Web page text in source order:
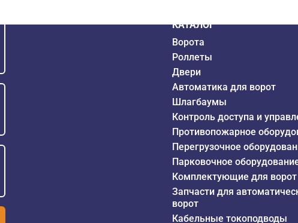
КАТАЛОГ
Ворота
Роллеты
Двери
Автоматика для ворот
Шлагбаумы
Контроль доступа и
Противопожарное
Перегрузочное
Парковочное
Комплектующие для ворот
Запчасти для
ворот
Кабельные токоподводы